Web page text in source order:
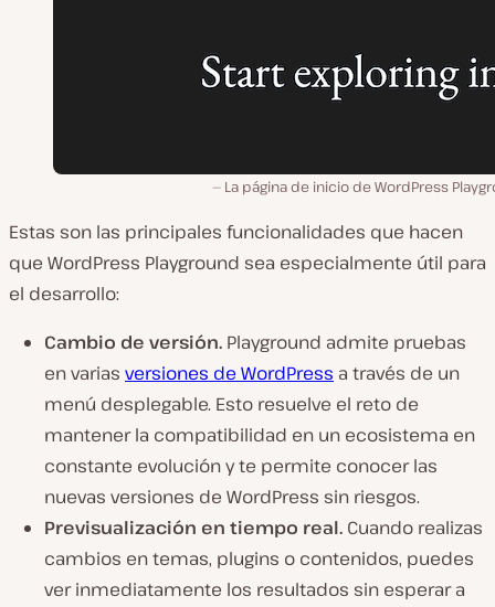
La página de inicio de WordPress
Estas son las principales funcionalidades que hacen
que WordPress Playground sea especialmente útil para
el desarrollo:
Cambio de versión. Playground admite pruebas
en varias versiones de WordPress a través de un
menú desplegable. Esto resuelve el reto de
mantener la compatibilidad en un ecosistema en
constante evolución y te permite conocer las
nuevas versiones de WordPress sin riesgos.
Previsualización en tiempo real. Cuando realizas
cambios en temas, plugins o contenidos, puedes
ver inmediatamente los resultados sin esperar a